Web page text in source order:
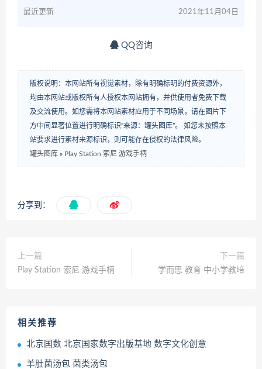
最近更新 2021年11月04日
QQ咨询
版权说明：本网站所有视觉素材，除有明确标明的付费资源外，
均由本网站或版权所有人授权本网站拥有，并供使用者免费下载
及交流使用。如您需将本网站素材应用于不同场景，请在图片下
方中间显著位置进行明确标识“来源：罐头图库”。 如您未按照本
站要求进行素材来源标识，则可能存在侵权的法律风险。
罐头图库 » Play Station 索尼 游戏手柄
分享到：
上一篇
Play Station 索尼 游戏手柄
下一篇
学而思 教育 中小学教培
相关推荐
北京国数 北京国家数字出版基地 数字文化创意
羊肚菌汤包 菌类汤包